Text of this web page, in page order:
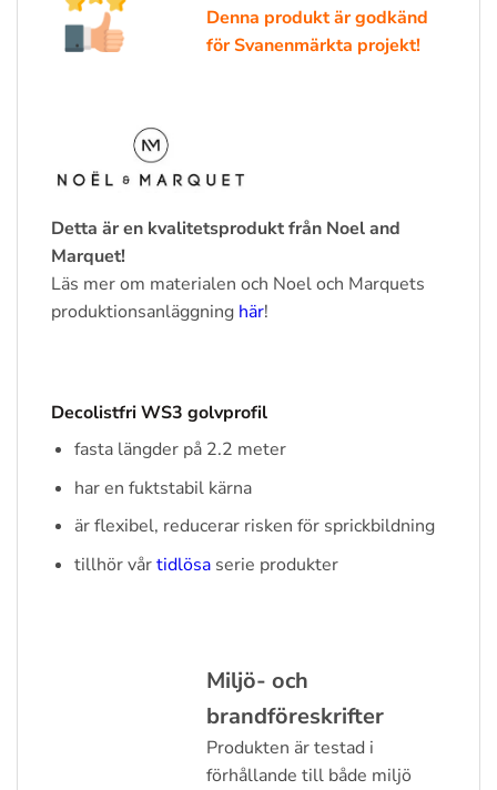
Denna produkt är godkänd
för Svanenmärkta projekt!
Detta är en kvalitetsprodukt från Noel and
Marquet!
Läs mer om materialen och Noel och Marquets
produktionsanläggning här!
Decolistfri WS3 golvprofil
fasta längder på 2.2 meter
har en fuktstabil kärna
är flexibel, reducerar risken för sprickbildning
tillhör vårtidlösaserie produkter
Miljö- och
brandföreskrifter
Produkten är testad i
förhållande till både miljö